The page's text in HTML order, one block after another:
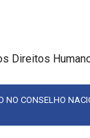
Direitos
NO CONSELHO